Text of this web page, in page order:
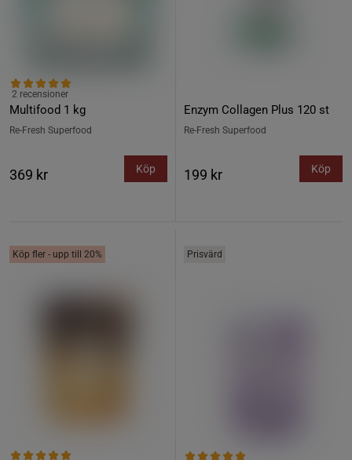
Multifood 1 kg
2 recensioner
Re-Fresh Superfood
369 kr Köp
Enzym Collagen Plus 120 st
Re-Fresh Superfood
199 kr Köp
Köp fler - upp till 20% Prisvärd